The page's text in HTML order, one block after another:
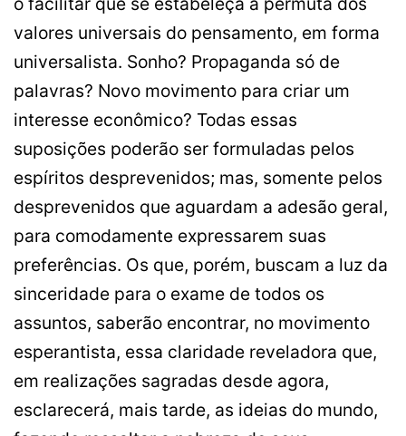
valores universais do pensamento, em forma
universalista. Sonho? Propaganda só de
palavras? Novo movimento para criar um
interesse econômico? Todas essas
suposições poderão ser formuladas pelos
espíritos desprevenidos; mas, somente pelos
desprevenidos que aguardam a adesão geral,
para comodamente expressarem suas
preferências. Os que, porém, buscam a luz da
sinceridade para o exame de todos os
assuntos, saberão encontrar, no movimento
esperantista, essa claridade reveladora que,
em realizações sagradas desde agora,
esclarecerá, mais tarde, as ideias do mundo,